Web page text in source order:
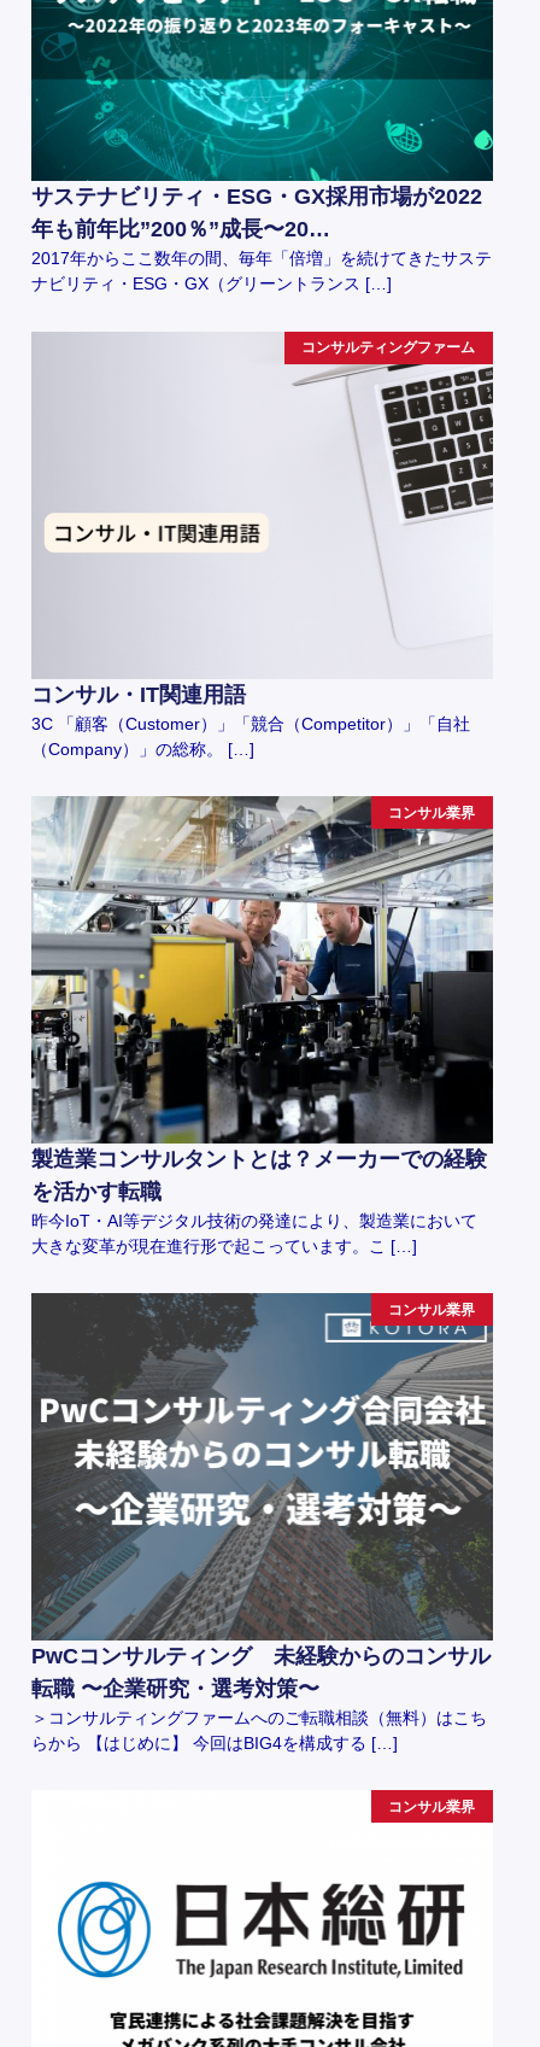
サステナビリティ・ESG・GX採用市場が2022
年も前年比”200％”成長〜20…
2017年からここ数年の間、毎年「倍増」を続けてきたサステ
ナビリティ・ESG・GX（グリーントランス […]
コンサルティングファーム
コンサル・IT関連用語
3C 「顧客（Customer）」「競合（Competitor）」「自社
（Company）」の総称。 […]
コンサル業界
製造業コンサルタントとは？メーカーでの経験
を活かす転職
昨今IoT・AI等デジタル技術の発達により、製造業において
大きな変革が現在進行形で起こっています。こ […]
コンサル業界
PwCコンサルティング 未経験からのコンサル
転職 〜企業研究・選考対策〜
＞コンサルティングファームへのご転職相談（無料）はこち
らから 【はじめに】 今回はBIG4を構成する […]
コンサル業界